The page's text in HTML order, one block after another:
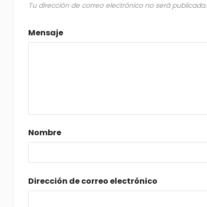
Tu dirección de correo electrónico no será publicada.
Mensaje
Nombre
Dirección de correo electrónico